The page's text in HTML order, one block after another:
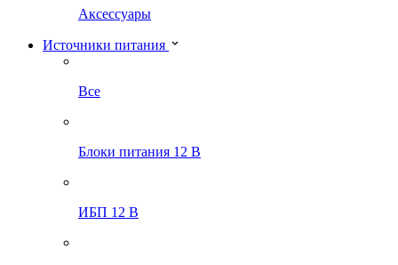
Аксессуары
Источники питания
Все
Блоки питания 12 В
ИБП 12 В